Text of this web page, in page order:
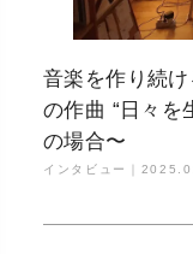
音楽を作り続
の作曲 “日々を
の場合〜
インタビュー｜